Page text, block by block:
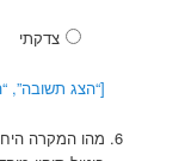
צדקתי
[“הצג תשובה”,
מהו המקרה